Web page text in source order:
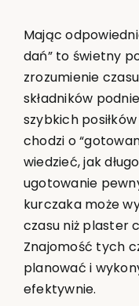
Mając
dań” to świetny
zrozumienie
składników
szybkich
chodzi o
wiedzieć, jak
ugotowanie
kurczaka może
czasu niż plaster
Znajomość tych
planować i
efektywnie.